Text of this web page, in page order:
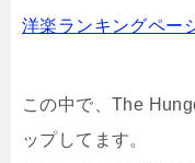
洋楽ランキングペー
この中で、The
ップしてます。